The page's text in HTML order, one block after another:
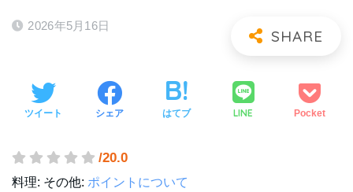
2026年5月16日
ツイート シェア はてブ LINE Pocket
/20.0
料理: その他: ポイントについて